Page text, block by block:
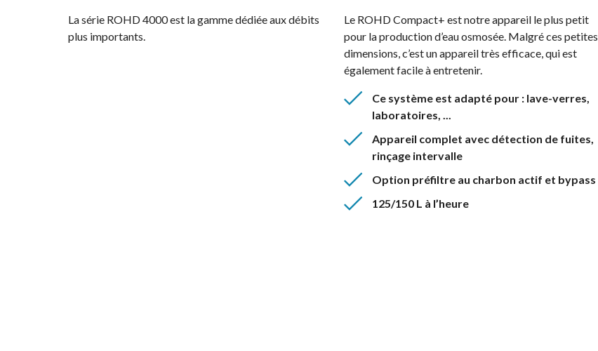
La série ROHD 4000 est la gamme dédiée aux débits
plus importants.
Le ROHD Compact+ est notre appareil le plus petit
pour la production d’eau osmosée. Malgré ces petites
dimensions, c’est un appareil très efficace, qui est
également facile à entretenir.
Ce système est adapté pour : lave-verres,
laboratoires, ...
Appareil complet avec détection de fuites,
rinçage intervalle
Option préfiltre au charbon actif et bypass
125/150 L à l’heure